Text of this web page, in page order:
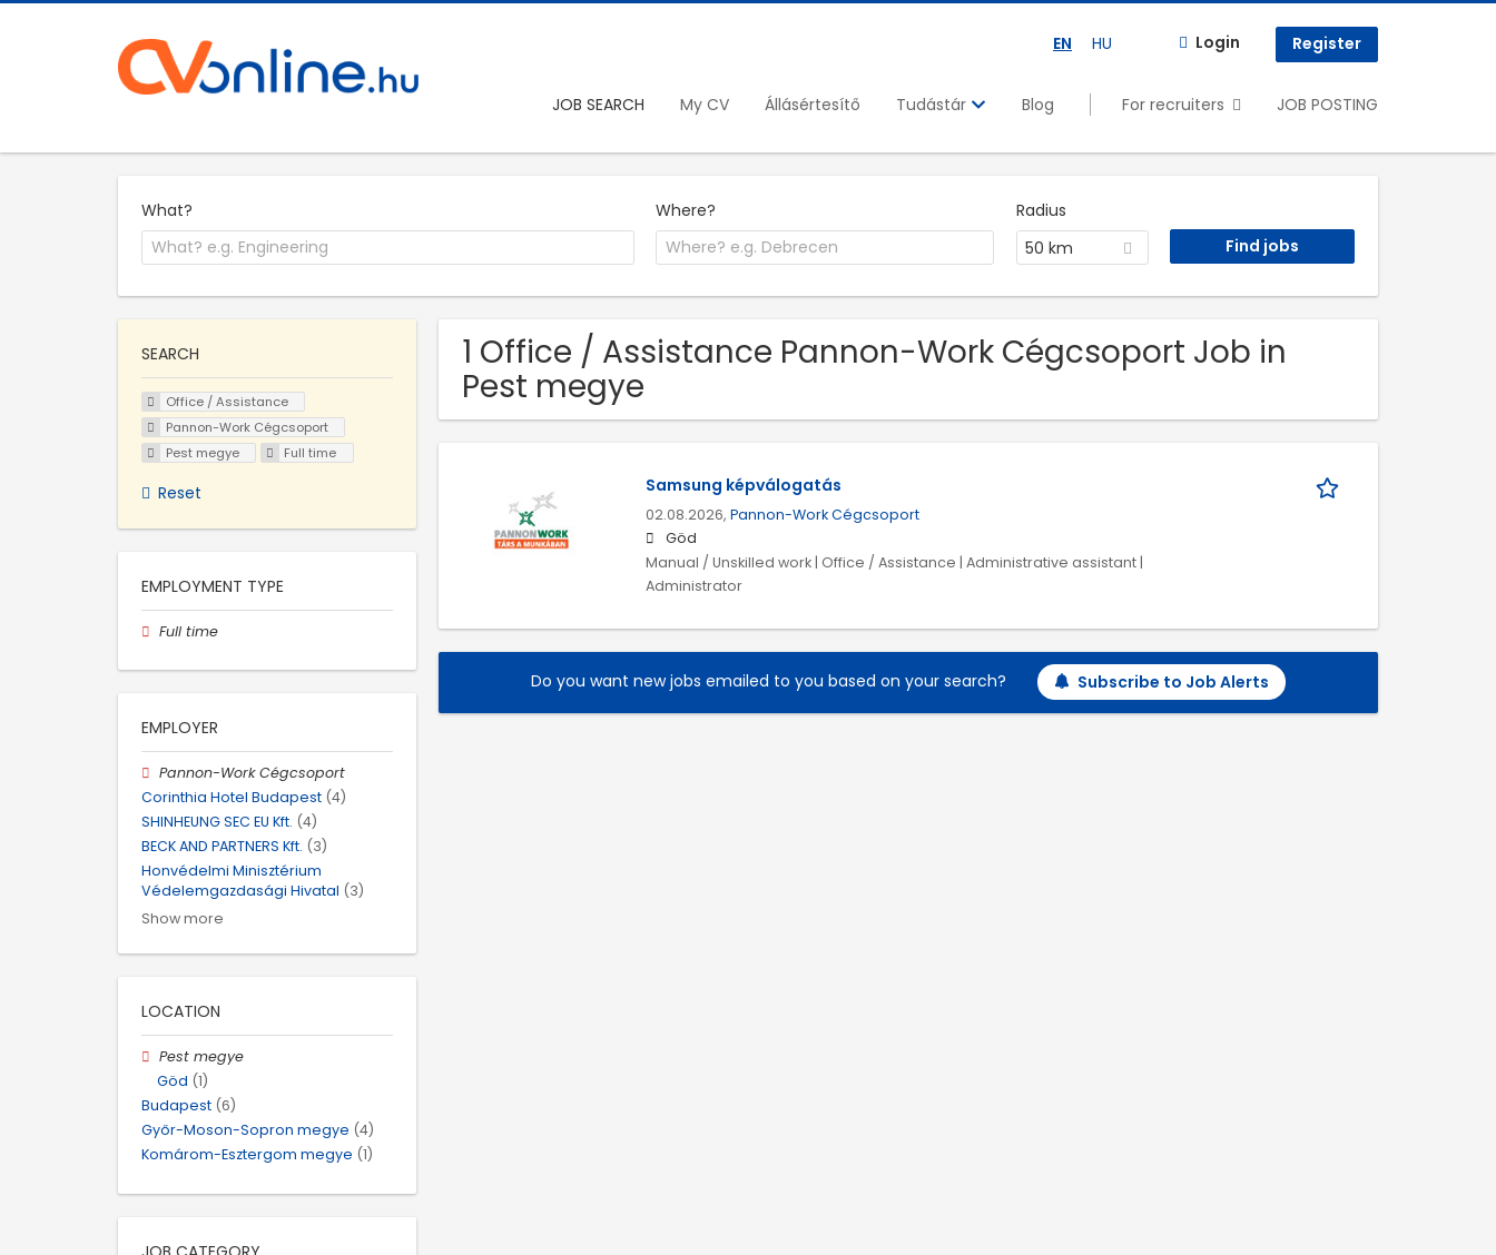
EN HU Login Register
JOB SEARCH My CV Állásértesítő Tudástár Blog For recruiters JOB POSTING
What? Where?
Radius
50 km
1 Office / Assistance Pannon-Work Cégcsoport Job in
Pest megye
Samsung képválogatás
02.08.2026, Pannon-Work Cégcsoport
Göd
Manual / Unskilled work | Office / Assistance | Administrative assistant |
Administrator
Do you want new jobs emailed to you based on your search? Subscribe to Job Alerts
SEARCH
Office / Assistance
Pannon-Work Cégcsoport
Pest megye
Full time
Reset
EMPLOYMENT TYPE
Full time
EMPLOYER
Pannon-Work Cégcsoport
Corinthia Hotel Budapest (4)
SHINHEUNG SEC EU Kft. (4)
BECK AND PARTNERS Kft. (3)
Honvédelmi Minisztérium
Védelemgazdasági Hivatal (3)
Show more
LOCATION
Pest megye
Göd (1)
Budapest (6)
Győr-Moson-Sopron megye (4)
Komárom-Esztergom megye (1)